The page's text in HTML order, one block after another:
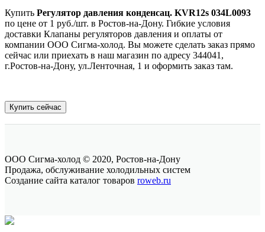
Купить Регулятор давления конденсац. KVR12s 034L0093
по цене от 1 руб./шт. в Ростов-на-Дону. Гибкие условия
доставки Клапаны регуляторов давления и оплаты от
компании ООО Сигма-холод. Вы можете сделать заказ прямо
сейчас или приехать в наш магазин по адресу 344041,
г.Ростов-на-Дону, ул.Ленточная, 1 и оформить заказ там.
Купить сейчас
ООО Сигма-холод © 2020, Ростов-на-Дону
Продажа, обслуживание холодильных систем
Создание сайта каталог товаров roweb.ru